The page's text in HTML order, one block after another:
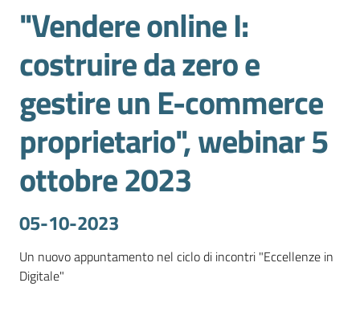
Avviare
l'Impresa
Gestire
l'Impresa
Promuovere
e
il
Salta al contenuto
"Vendere online I:
costruire da zero e
gestire un E-commerce
proprietario", webinar 5
ottobre 2023
05-10-2023
Un nuovo appuntamento nel ciclo di incontri "Eccellenze in
Digitale"